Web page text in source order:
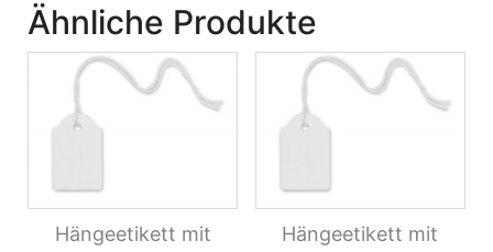
Ähnliche Produkte
Hängeetikett mit
Hängeetikett mit